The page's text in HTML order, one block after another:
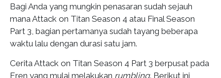
Bagi Anda yang mungkin penasaran sudah sejauh
mana Attack on Titan Season 4 atau Final Season
Part 3, bagian pertamanya sudah tayang beberapa
waktu lalu dengan durasi satu jam.
Cerita Attack on Titan Season 4 Part 3 berpusat pada
Eren yang mulai melakukan rumbling. Berikut ini